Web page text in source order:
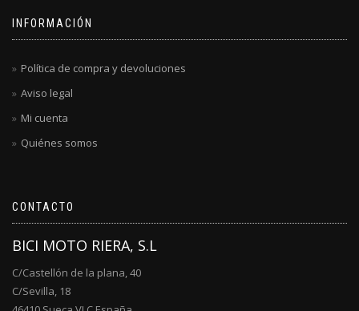
INFORMACIÓN
Política de compra y devoluciones
Aviso legal
Mi cuenta
Quiénes somos
CONTACTO
BICI MOTO RIERA, S.L
C/Castellón de la plana, 40
C/Sevilla, 18